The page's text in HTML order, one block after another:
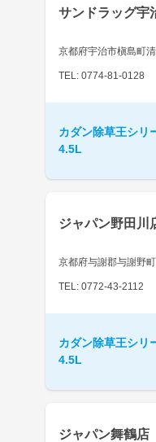
サンドラッグ宇
京都府宇治市槇島町
TEL: 0774-81-0128
カダン除草王シリ
4.5L
ジャパン野田川
京都府与謝郡与謝野
TEL: 0772-43-2112
カダン除草王シリ
4.5L
ジャパン舞鶴店